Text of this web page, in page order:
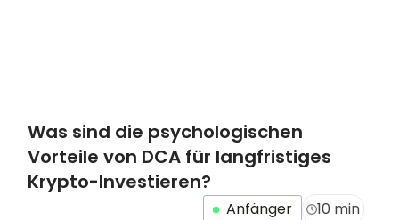
Was sind die psychologischen
Vorteile von DCA für langfristiges
Krypto-Investieren?
Anfänger 10 min